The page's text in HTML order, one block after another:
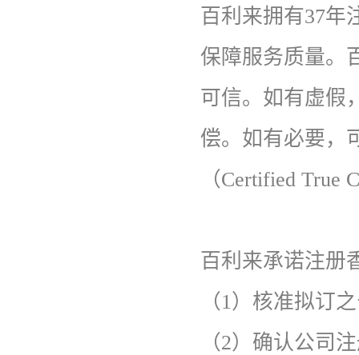
百利来拥有37年
保障服务质量。
可信。如有虚假
偿。如有必要，
（Certified True
百利来承诺注册
（1）核准拟订
（2）确认公司